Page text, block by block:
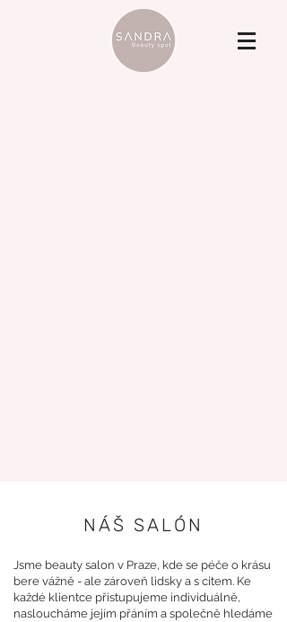
NÁŠ SALÓN
Jsme beauty salon v Praze, kde se péče o krásu
bere vážně - ale zároveň lidsky a s citem. Ke
každé klientce přistupujeme individuálně,
nasloucháme jejím přáním a společně hledáme